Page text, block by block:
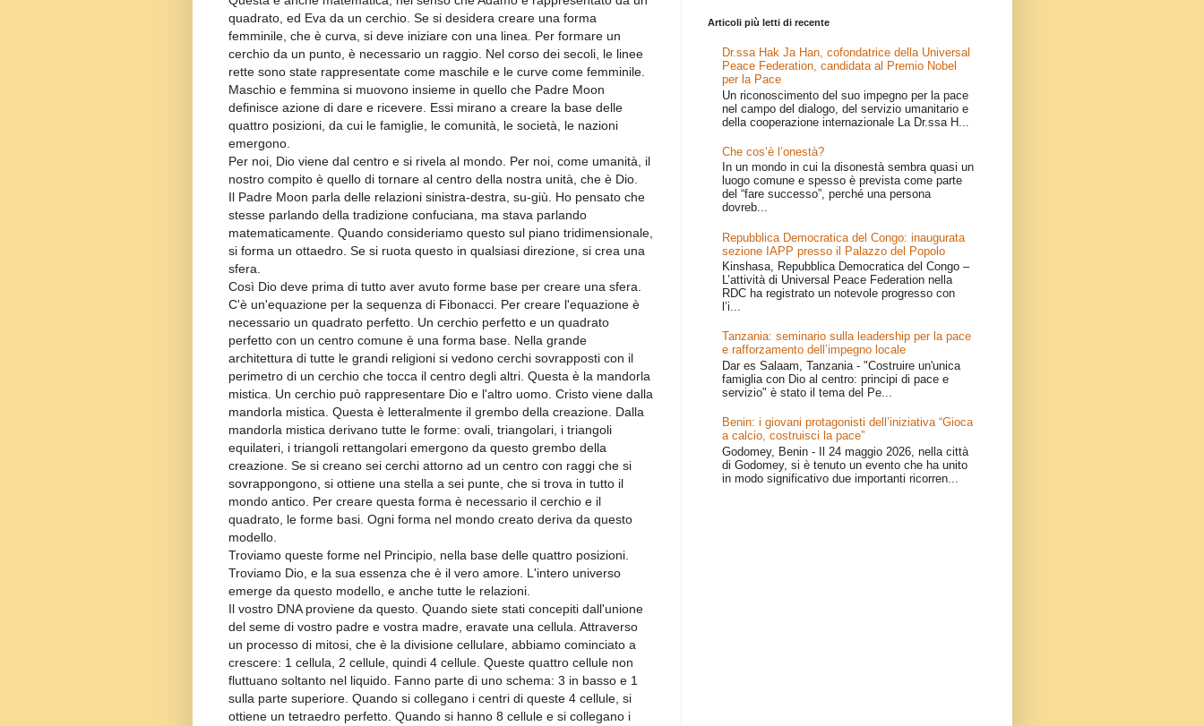
quadrato, ed Eva da un cerchio. Se si desidera creare una forma
femminile, che è curva, si deve iniziare con una linea. Per formare un
cerchio da un punto, è necessario un raggio. Nel corso dei secoli, le linee
rette sono state rappresentate come maschile e le curve come femminile.
Maschio e femmina si muovono insieme in quello che Padre Moon
definisce azione di dare e ricevere. Essi mirano a creare la base delle
quattro posizioni, da cui le famiglie, le comunità, le società, le nazioni
emergono.
Per noi, Dio viene dal centro e si rivela al mondo. Per noi, come umanità, il
nostro compito è quello di tornare al centro della nostra unità, che è Dio.
Il Padre Moon parla delle relazioni sinistra-destra, su-giù. Ho pensato che
stesse parlando della tradizione confuciana, ma stava parlando
matematicamente. Quando consideriamo questo sul piano tridimensionale,
si forma un ottaedro. Se si ruota questo in qualsiasi direzione, si crea una
sfera.
Così Dio deve prima di tutto aver avuto forme base per creare una sfera.
C'è un'equazione per la sequenza di Fibonacci. Per creare l'equazione è
necessario un quadrato perfetto. Un cerchio perfetto e un quadrato
perfetto con un centro comune è una forma base. Nella grande
architettura di tutte le grandi religioni si vedono cerchi sovrapposti con il
perimetro di un cerchio che tocca il centro degli altri. Questa è la mandorla
mistica. Un cerchio può rappresentare Dio e l'altro uomo. Cristo viene dalla
mandorla mistica. Questa è letteralmente il grembo della creazione. Dalla
mandorla mistica derivano tutte le forme: ovali, triangolari, i triangoli
equilateri, i triangoli rettangolari emergono da questo grembo della
creazione. Se si creano sei cerchi attorno ad un centro con raggi che si
sovrappongono, si ottiene una stella a sei punte, che si trova in tutto il
mondo antico. Per creare questa forma è necessario il cerchio e il
quadrato, le forme basi. Ogni forma nel mondo creato deriva da questo
modello.
Troviamo queste forme nel Principio, nella base delle quattro posizioni.
Troviamo Dio, e la sua essenza che è il vero amore. L'intero universo
emerge da questo modello, e anche tutte le relazioni.
Il vostro DNA proviene da questo. Quando siete stati concepiti dall'unione
del seme di vostro padre e vostra madre, eravate una cellula. Attraverso
un processo di mitosi, che è la divisione cellulare, abbiamo cominciato a
crescere: 1 cellula, 2 cellule, quindi 4 cellule. Queste quattro cellule non
fluttuano soltanto nel liquido. Fanno parte di uno schema: 3 in basso e 1
sulla parte superiore. Quando si collegano i centri di queste 4 cellule, si
ottiene un tetraedro perfetto. Quando si hanno 8 cellule e si collegano i
Articoli più letti di recente
Dr.ssa Hak Ja Han, cofondatrice della Universal
Peace Federation, candidata al Premio Nobel
per la Pace
Un riconoscimento del suo impegno per la pace
nel campo del dialogo, del servizio umanitario e
della cooperazione internazionale La Dr.ssa H...
Che cos’è l’onestà?
In un mondo in cui la disonestà sembra quasi un
luogo comune e spesso è prevista come parte
del “fare successo”, perché una persona
dovreb...
Repubblica Democratica del Congo: inaugurata
sezione IAPP presso il Palazzo del Popolo
Kinshasa, Repubblica Democratica del Congo –
L’attività di Universal Peace Federation nella
RDC ha registrato un notevole progresso con
l’i...
Tanzania: seminario sulla leadership per la pace
e rafforzamento dell’impegno locale
Dar es Salaam, Tanzania - "Costruire un'unica
famiglia con Dio al centro: principi di pace e
servizio" è stato il tema del Pe...
Benin: i giovani protagonisti dell’iniziativa “Gioca
a calcio, costruisci la pace”
Godomey, Benin - Il 24 maggio 2026, nella città
di Godomey, si è tenuto un evento che ha unito
in modo significativo due importanti ricorren...